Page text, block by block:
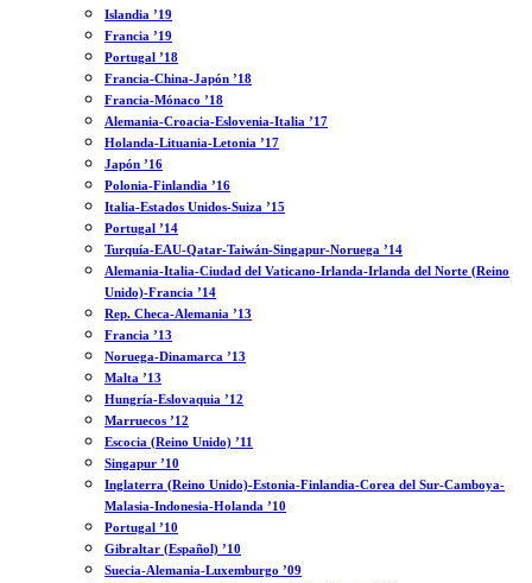
Islandia ’19
Francia ’19
Portugal ’18
Francia-China-Japón ’18
Francia-Mónaco ’18
Alemania-Croacia-Eslovenia-Italia ’17
Holanda-Lituania-Letonia ’17
Japón ’16
Polonia-Finlandia ’16
Italia-Estados Unidos-Suiza ’15
Portugal ’14
Turquía-EAU-Qatar-Taiwán-Singapur-Noruega ’14
Alemania-Italia-Ciudad del Vaticano-Irlanda-Irlanda del Norte (Reino
Unido)-Francia ’14
Rep. Checa-Alemania ’13
Francia ’13
Noruega-Dinamarca ’13
Malta ’13
Hungría-Eslovaquia ’12
Marruecos ’12
Escocia (Reino Unido) ’11
Singapur ’10
Inglaterra (Reino Unido)-Estonia-Finlandia-Corea del Sur-Camboya-
Malasia-Indonesia-Holanda ’10
Portugal ’10
Gibraltar (Español) ’10
Suecia-Alemania-Luxemburgo ’09